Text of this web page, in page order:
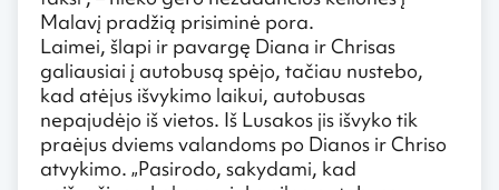
Malavį pradžią prisiminė pora.
Laimei, šlapi ir pavargę Diana ir Chrisas
galiausiai į autobusą spėjo, tačiau nustebo,
kad atėjus išvykimo laikui, autobusas
nepajudėjo iš vietos. Iš Lusakos jis išvyko tik
praėjus dviems valandoms po Dianos ir Chriso
atvykimo. „Pasirodo, sakydami, kad